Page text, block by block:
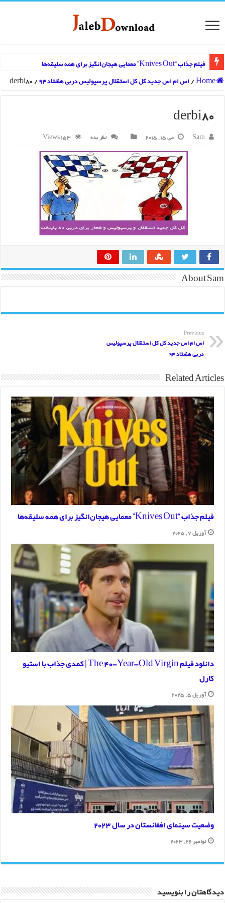
فیلم جذاب “Knives Out” معمایی هیجان‌انگیز برای همه سلیقه‌ها
Home
/اس ام اس جدید کل کل استقلال پرسپولیس دربی هشتاد 94 /
derbi80
derbi80
Sam می 15, 2015 نظر بده 153 Views
About Sam
Previous
اس ام اس جدید کل کل استقلال پرسپولیس
دربی هشتاد 94
Related Articles
فیلم جذاب “Knives Out” معمایی هیجان‌انگیز برای همه سلیقه‌ها
آوریل 7, 2025
دانلود فیلم The 40-Year-Old Virgin | کمدی جذاب با استیو
کارل
آوریل 5, 2025
وضعیت سینمای افغانستان در سال 2023
نوامبر 26, 2023
دیدگاهتان را بنویسید